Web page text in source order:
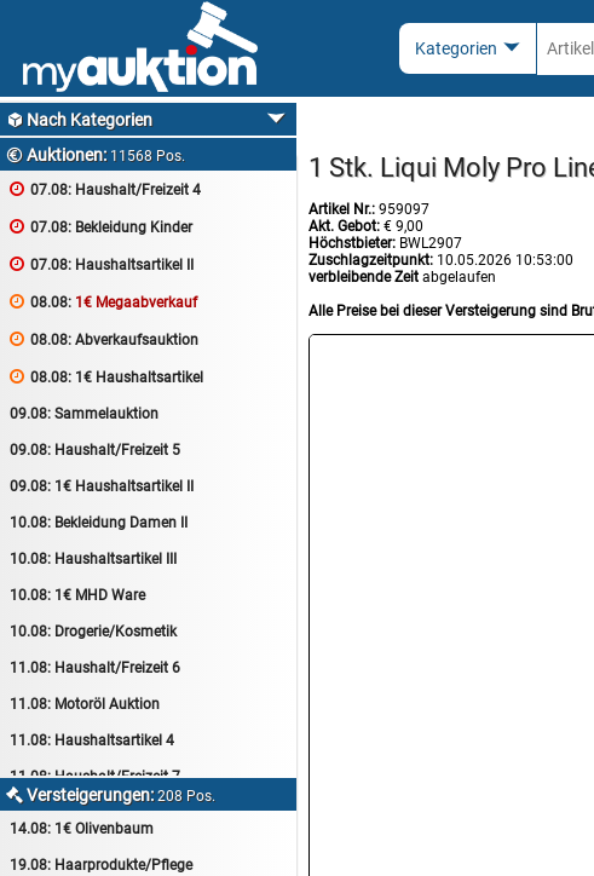
 Nach Kategorien
 Auktionen: 11568 Pos.
 07.08: Haushalt/Freizeit 4
 07.08: Bekleidung Kinder
 07.08: Haushaltsartikel II
 08.08: 1€ Megaabverkauf
 08.08: Abverkaufsauktion
 08.08: 1€ Haushaltsartikel
09.08: Sammelauktion
09.08: Haushalt/Freizeit 5
09.08: 1€ Haushaltsartikel II
10.08: Bekleidung Damen II
10.08: Haushaltsartikel III
10.08: 1€ MHD Ware
10.08: Drogerie/Kosmetik
11.08: Haushalt/Freizeit 6
11.08: Motoröl Auktion
11.08: Haushaltsartikel 4
11.08:Haushalt/Freizeit 7
12.08:Sammelauktion
 Versteigerungen:208 Pos.
14.08: 1€ Olivenbaum
19.08: Haarprodukte/Pflege
1 Stk. Liqui Moly Pro
Artikel Nr.: 959097
Akt. Gebot: € 9,00
Höchstbieter: BWL2907
Zuschlagzeitpunkt: 10.05.2026 10:53:00
verbleibende Zeit abgelaufen
Alle Preise bei dieser Versteigerung sind